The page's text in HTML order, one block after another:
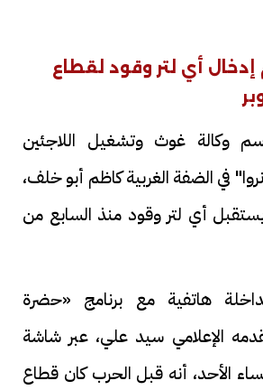
إدخال أي لتر وقود لقطاع
وكالة غوث وتشغيل اللاجئين
في الضفة الغربية كاظم أبو خلف،
أي لتر وقود منذ السابع من
هاتفية مع برنامج «حضرة
الإعلامي سيد علي، عبر شاشة
الأحد، أنه قبل الحرب كان قطاع